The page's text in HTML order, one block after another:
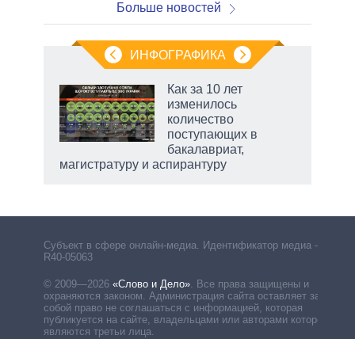
Больше новостей
ИНФОГРАФИКА
Как за 10 лет
изменилось
количество
поступающих в
бакалавриат,
магистратуру и аспирантуру
Субъект в сфере онлайн-медиа. Идентификатор медиа –
R40-05063
© 2009—2026 «Слово и Дело». Все права защищены и
охраняются законом. Администрация сайта оставляет за
собой право не соглашаться с информацией, которая
публикуется на сайте, владельцами или авторами которой
являются третьи лица.